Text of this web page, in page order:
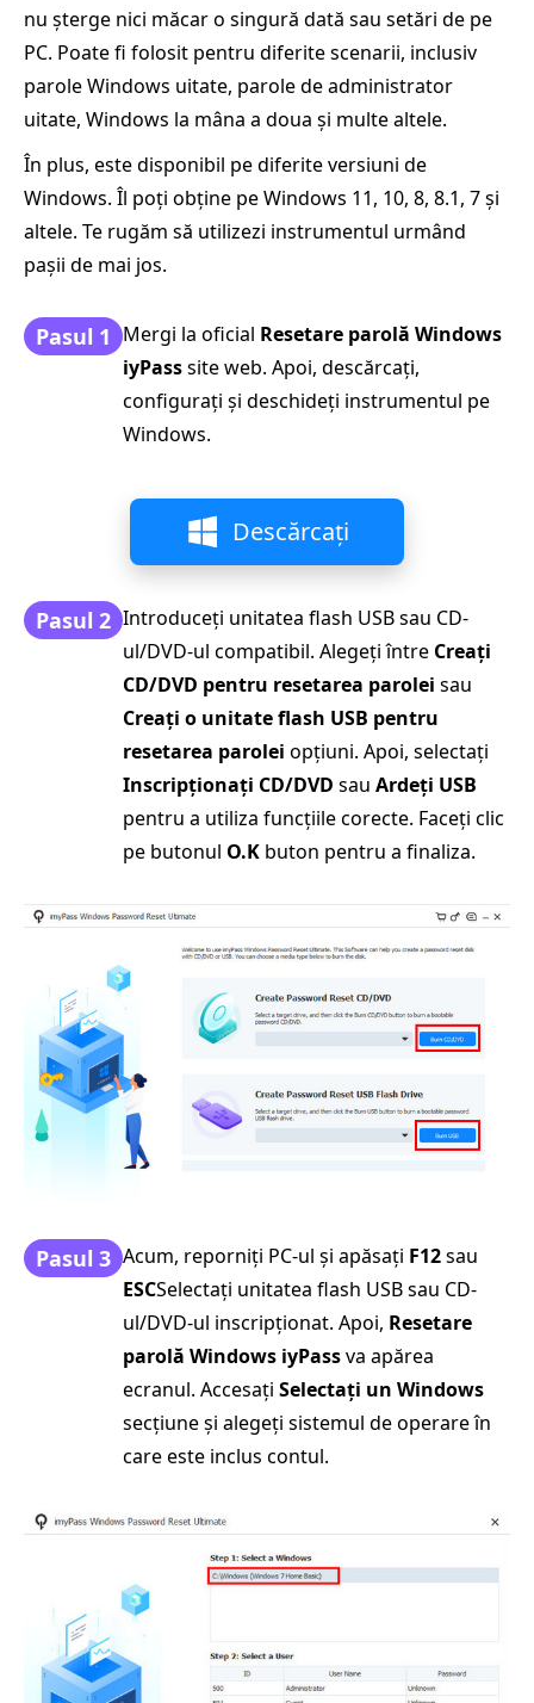
nu șterge nici măcar o singură dată sau setări de pe
PC. Poate fi folosit pentru diferite scenarii, inclusiv
parole Windows uitate, parole de administrator
uitate, Windows la mâna a doua și multe altele.
În plus, este disponibil pe diferite versiuni de
Windows. Îl poți obține pe Windows 11, 10, 8, 8.1, 7 și
altele. Te rugăm să utilizezi instrumentul urmând
pașii de mai jos.
Pasul 1 Mergi la oficial Resetare parolă Windows
iyPasssite web. Apoi, descărcați,
configurați și deschideți instrumentul pe
Windows.
Descărcați
Pasul 2 Introduceți unitatea flash USB sau CD-
ul/DVD-ul compatibil. Alegeți între Creați
CD/DVD pentru resetarea parolei sau
Creați o unitate flash USB pentru
resetarea parolei opțiuni. Apoi, selectați
Inscripționați CD/DVD sau Ardeți USB
pentru a utiliza funcțiile corecte. Faceți clic
pe butonul O.K buton pentru a finaliza.
Pasul 3 Acum, reporniți PC-ul și apăsați F12sau
ESCSelectați unitatea flash USB sau CD-
ul/DVD-ul inscripționat. Apoi, Resetare
parolă Windows iyPassva apărea
ecranul. Accesați Selectați un Windows
secțiune și alegeți sistemul de operare în
care este inclus contul.